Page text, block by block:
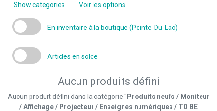
Show categories Voir les options
En inventaire à la boutique (Pointe-Du-Lac)
Articles en solde
Aucun produits défini
Aucun produit défini dans la catégorie " Produits neufs / Moniteur
/ Affichage / Projecteur / Enseignes numériques / TO BE